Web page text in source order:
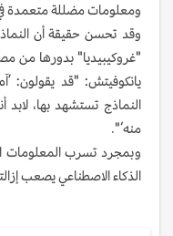
ومعلومات مضللة متعمدة
وقد تحسن حقيقة أن
"غروكيبيديا" بدورها من
يانكوفيتش: "قد يقولون:
النماذج تستشهد بها، لابد
منه‘".
وبمجرد تسرب المعلومات
الذكاء الاصطناعي يصعب